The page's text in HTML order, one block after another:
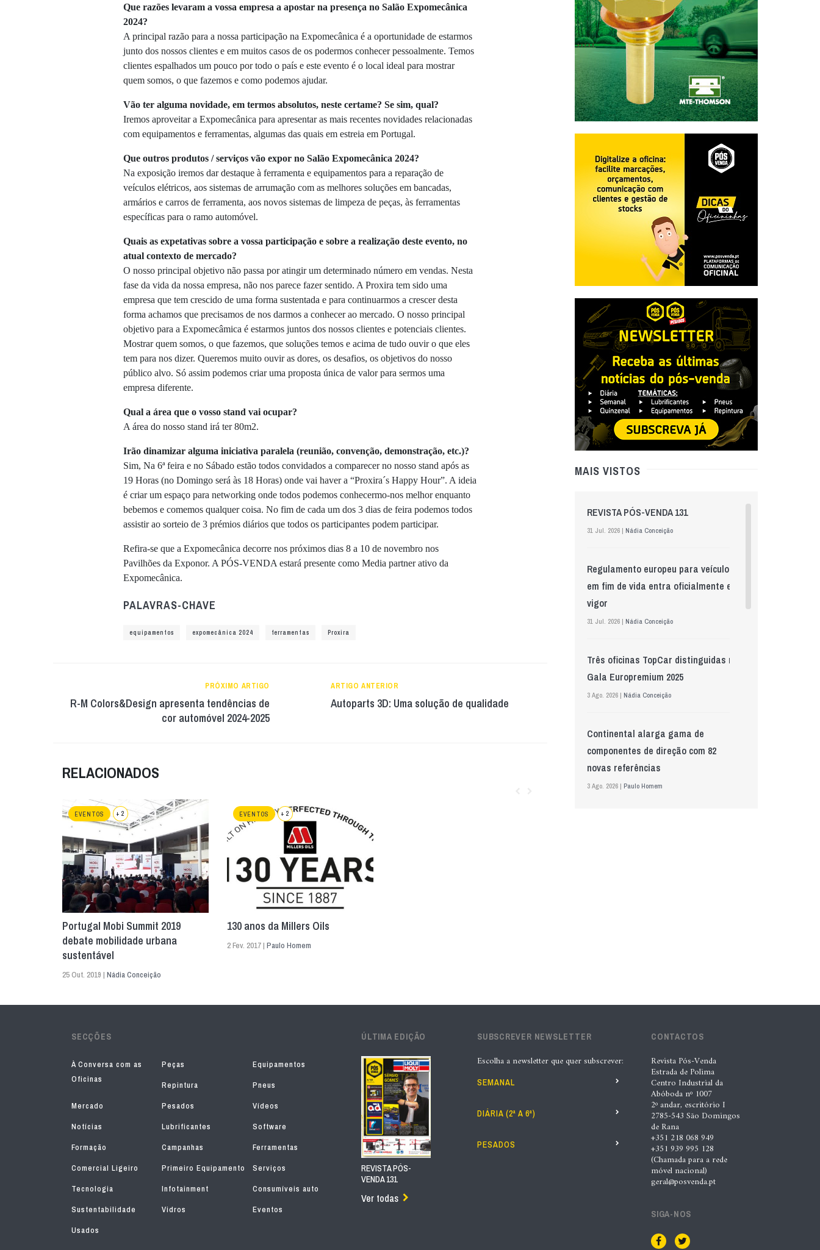
Que razões levaram a vossa empresa a apostar na presença no Salão Expomecânica
2024?
A principal razão para a nossa participação na Expomecânica é a oportunidade de estarmos
junto dos nossos clientes e em muitos casos de os podermos conhecer pessoalmente. Temos
clientes espalhados um pouco por todo o país e este evento é o local ideal para mostrar
quem somos, o que fazemos e como podemos ajudar.
Vão ter alguma novidade, em termos absolutos, neste certame? Se sim, qual?
Iremos aproveitar a Expomecânica para apresentar as mais recentes novidades relacionadas
com equipamentos e ferramentas, algumas das quais em estreia em Portugal.
Que outros produtos / serviços vão expor no Salão Expomecânica 2024?
Na exposição iremos dar destaque à ferramenta e equipamentos para a reparação de
veículos elétricos, aos sistemas de arrumação com as melhores soluções em bancadas,
armários e carros de ferramenta, aos novos sistemas de limpeza de peças, às ferramentas
específicas para o ramo automóvel.
Quais as expetativas sobre a vossa participação e sobre a realização deste evento, no
atual contexto de mercado?
O nosso principal objetivo não passa por atingir um determinado número em vendas. Nesta
fase da vida da nossa empresa, não nos parece fazer sentido. A Proxira tem sido uma
empresa que tem crescido de uma forma sustentada e para continuarmos a crescer desta
forma achamos que precisamos de nos darmos a conhecer ao mercado. O nosso principal
objetivo para a Expomecâmica é estarmos juntos dos nossos clientes e potenciais clientes.
Mostrar quem somos, o que fazemos, que soluções temos e acima de tudo ouvir o que eles
tem para nos dizer. Queremos muito ouvir as dores, os desafios, os objetivos do nosso
público alvo. Só assim podemos criar uma proposta única de valor para sermos uma
empresa diferente.
Qual a área que o vosso stand vai ocupar?
A área do nosso stand irá ter 80m2.
Irão dinamizar alguma iniciativa paralela (reunião, convenção, demonstração, etc.)?
Sim, Na 6ª feira e no Sábado estão todos convidados a comparecer no nosso stand após as
19 Horas (no Domingo será às 18 Horas) onde vai haver a “Proxira´s Happy Hour”. A ideia
é criar um espaço para networking onde todos podemos conhecermo-nos melhor enquanto
bebemos e comemos qualquer coisa. No fim de cada um dos 3 dias de feira podemos todos
assistir ao sorteio de 3 prémios diários que todos os participantes podem participar.
Refira-se que a Expomecânica decorre nos próximos dias 8 a 10 de novembro nos
Pavilhões da Exponor. A PÓS-VENDA estará presente como Media partner ativo da
Expomecânica.
PALAVRAS-CHAVE
equipamentos expomecânica 2024 ferramentas Proxira
PRÓXIMO ARTIGO
R-M Colors&Design apresenta tendências de
cor automóvel 2024-2025
ARTIGO ANTERIOR
Autoparts 3D: Uma solução de qualidade
RELACIONADOS
EVENTOS + 2
Portugal Mobi Summit 2019
debate mobilidade urbana
sustentável
25 Out. 2019 | Nádia Conceição
EVENTOS + 2
130 anos da Millers Oils
2 Fev. 2017 | Paulo Homem
MAIS VISTOS
REVISTA PÓS-VENDA 131
31 Jul. 2026 | Nádia Conceição
Regulamento europeu para veículos
em fim de vida entra oficialmente em
vigor
31 Jul. 2026 | Nádia Conceição
Três oficinas TopCar distinguidas na
Gala Europremium 2025
3 Ago. 2026 | Nádia Conceição
Continental alarga gama de
componentes de direção com 82
novas referências
3 Ago. 2026 | Paulo Homem
na Automechanika
“A INDASA procura ajudar os seus
clientes a identificar oportunidades
de melhoria ao longo de todo o
processo de reparação””, Tiago
Nádia Conceição
Automechanika marca nova fase da
SECÇÕES
À Conversa com as
Oficinas
Peças
Equipamentos
Repintura
Pneus
Mercado
Pesados
Vídeos
Notícias
Lubrificantes
Software
Formação
Campanhas
Ferramentas
Comercial Ligeiro
Primeiro Equipamento
Serviços
Tecnologia
Infotainment
Consumíveis auto
Sustentabilidade
Vidros
Eventos
Usados
ÚLTIMA EDIÇÃO
REVISTA PÓS-
VENDA 131
Ver todas
SUBSCREVER NEWSLETTER
Escolha a newsletter que quer subscrever:
SEMANAL
DIÁRIA (2ª A 6ª)
PESADOS
CONTACTOS
Revista Pós-Venda
Estrada de Polima
Centro Industrial da
Abóboda nº 1007
2º andar, escritório I
2785-543 São Domingos
de Rana
+351 218 068 949
+351 939 995 128
(Chamada para a rede
móvel nacional)
geral@posvenda.pt
SIGA-NOS